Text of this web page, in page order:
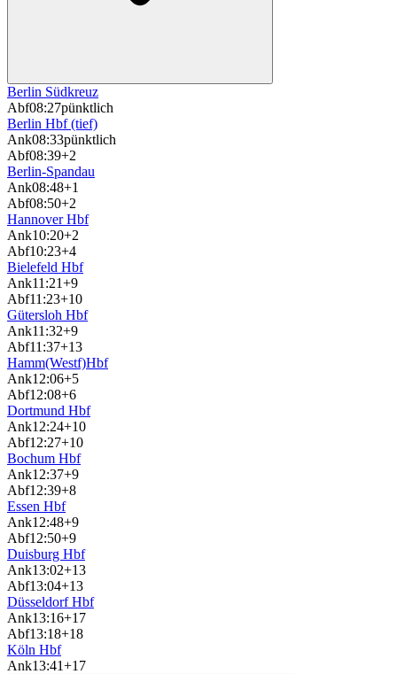
Berlin Südkreuz
Abf08:27pünktlich
Berlin Hbf (tief)
Ank08:33pünktlich
Abf08:39+2
Berlin-Spandau
Ank08:48+1
Abf08:50+2
Hannover Hbf
Ank10:20+2
Abf10:23+4
Bielefeld Hbf
Ank11:21+9
Abf11:23+10
Gütersloh Hbf
Ank11:32+9
Abf11:37+13
Hamm(Westf)Hbf
Ank12:06+5
Abf12:08+6
Dortmund Hbf
Ank12:24+10
Abf12:27+10
Bochum Hbf
Ank12:37+9
Abf12:39+8
Essen Hbf
Ank12:48+9
Abf12:50+9
Duisburg Hbf
Ank13:02+13
Abf13:04+13
Düsseldorf Hbf
Ank13:16+17
Abf13:18+18
Köln Hbf
Ank13:41+17